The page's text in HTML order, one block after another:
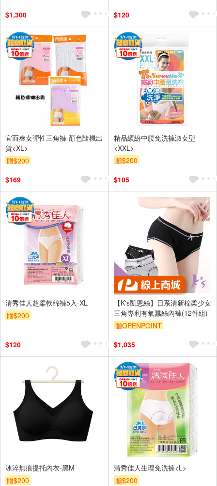
$1,300
$120
宜而爽女彈性三角褲-顏色隨機出
貨<XL>
贈$200
$169
精品繽紛中腰免洗褲淑女型
<XXL>
贈$200
$105
清秀佳人超柔軟綿褲5入-XL
贈$200
$120
【K's凱恩絲】日系清新棉柔少女
三角專利有氧蠶絲內褲(12件組)
贈OPENPOINT
$1,035
冰淬無痕提托內衣-黑M
贈$200
清秀佳人生理免洗褲<L>
贈$200